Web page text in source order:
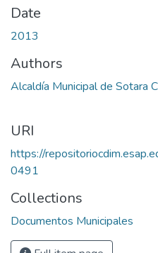
Date
2013
Authors
Alcaldía Municipal de Sotara
URI
https://
0491
Collections
Documentos Municipales